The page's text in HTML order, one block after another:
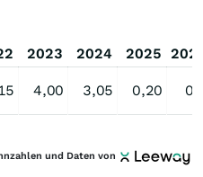
2023 2024 2025
4,00 3,05 0,20
und Daten von